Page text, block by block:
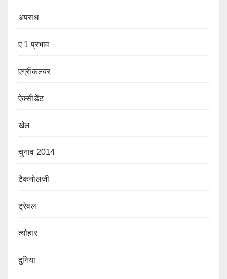
अपराध
ए 1 प्रभाव
एग्रीकल्चर
ऐक्सीडेंट
खेल
चुनाव 2014
टैकनोलजी
ट्रेवल
त्यौहार
दुनिया